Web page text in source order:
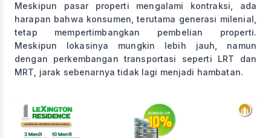
Meskipun pasar properti mengalami kontraksi, ada
harapan bahwa konsumen, terutama generasi milenial,
tetap mempertimbangkan pembelian properti.
Meskipun lokasinya mungkin lebih jauh, namun
dengan perkembangan transportasi seperti LRT dan
MRT, jarak sebenarnya tidak lagi menjadi hambatan.